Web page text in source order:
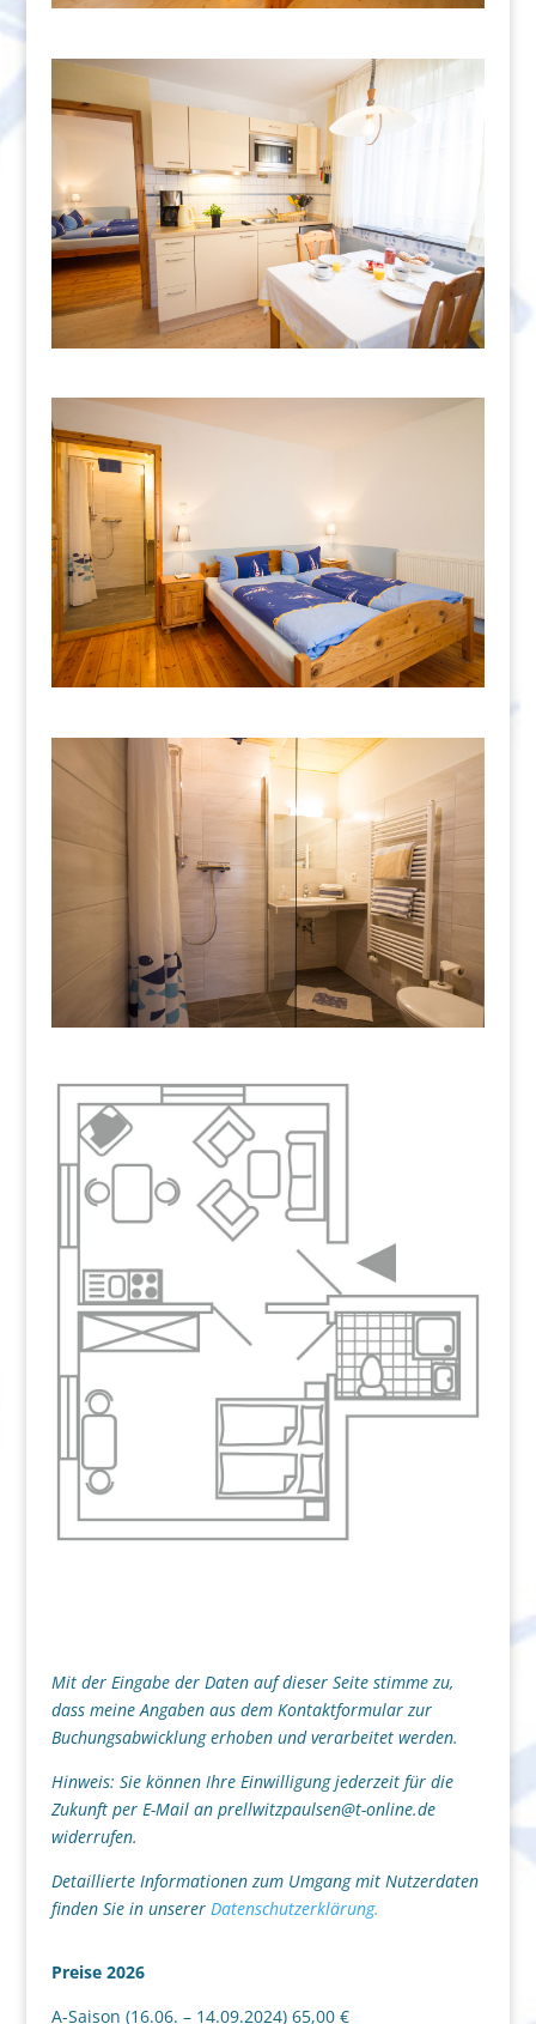
Mit der Eingabe der Daten auf dieser Seite stimme zu,
dass meine Angaben aus dem Kontaktformular zur
Buchungsabwicklung erhoben und verarbeitet werden.
Hinweis: Sie können Ihre Einwilligung jederzeit für die
Zukunft per E-Mail an prellwitzpaulsen@t-online.de
widerrufen.
Detaillierte Informationen zum Umgang mit Nutzerdaten
finden Sie in unserer Datenschutzerklärung.
Preise 2026
A-Saison (16.06. – 14.09.2024) 65,00 €